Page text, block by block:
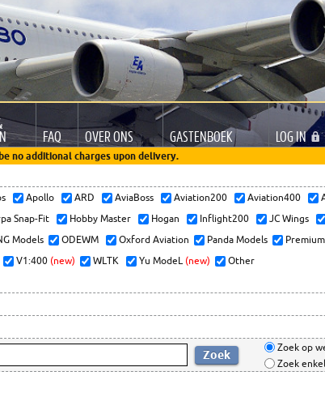
FAQ OVER ONS GASTENBOEK LOGIN
no additional charges upon delivery.
Apollo ARD AviaBoss Aviation200 Aviation400
Snap-Fit Hobby Master Hogan Inflight200 JC Wings
Models ODEWM Oxford Aviation Panda Models
V1:400 (new) WLTK Yu ModeL (new)
Other
Zoek op
Zoek